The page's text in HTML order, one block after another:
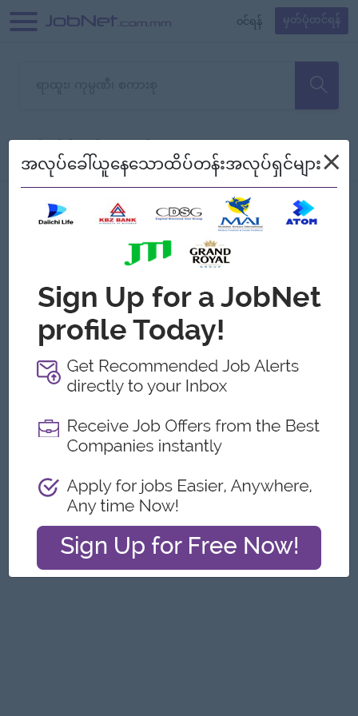
၀င်ရန် မှတ်ပုံတင်ရန်
သော အလုပ်မရှိသေးပါ။
စစ်ရန် စဉ်၍ကြည့်မည်
Jobs
အလုပ်ခေါ်ယူနေသောထိပ်တန်းအလုပ်ရှင်များ×